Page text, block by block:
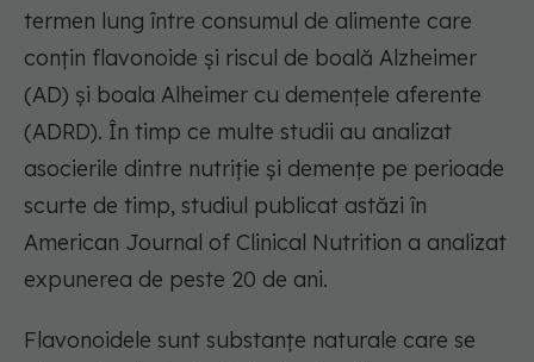
termen lung între consumul de alimente care
conțin flavonoide și riscul de boală Alzheimer
(AD) și boala Alheimer cu demențele aferente
(ADRD). În timp ce multe studii au analizat
asocierile dintre nutriție și demențe pe perioade
scurte de timp, studiul publicat astăzi în
American Journal of Clinical Nutrition a analizat
expunerea de peste 20 de ani.
Flavonoidele sunt substanțe naturale care se